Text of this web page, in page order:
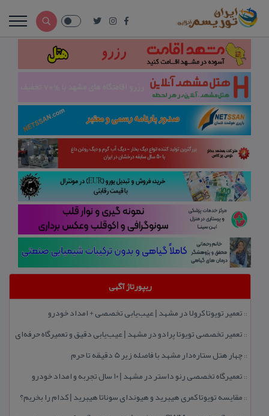
ریپورتاژ آگهی
:: تعمیر تویوتا كرولا در مشهد | عیب‌یابی تخصصی + امداد خودرو
:: تعمیر تخصصی تویوتا پرادو در مشهد | عیب‌یابی دقیق و تعمیرگاه حرفه‌ای
::چهار هتل‌ ستاره‌دار مشهد با فاصله زیر 5 دقیقه تا حرم
:: تعمیرگاه تخصصی رنو داستر در مشهد | ۱۰ سال تجربه و امداد خودرو
:: مقایسه تویوتا كمری هیبرید و هیوندای سوناتا هیبرید | كدام را بخریم؟